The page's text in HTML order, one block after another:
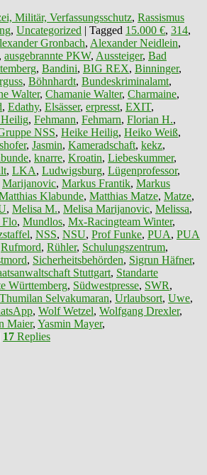
Militär, Verfassungsschutz, Rassismus
, Uncategorized | Tagged 15.000 €, 314,
Gronbach, Alexander Neidlein,
, ausgebrannte PKW, Aussteiger, Bad
, Bandini, BIG REX, Binninger,
, Böhnhardt, Bundeskriminalamt,
Walter, Chamanie Walter, Charmaine,
, Edathy, Elsässer, erpresst, EXIT,
, Fehmann, Fehmarn, Florian H.,
NSS, Heike Heilig, Heiko Weiß,
, Jasmin, Kameradschaft, kekz,
, knarre, Kroatin, Liebeskummer,
, LKA, Ludwigsburg, Lügenprofessor,
Marijanovic, Markus Frantik, Markus
Klabunde, Matthias Matze, Matze,
, Melisa M., Melisa Marijanovic, Melissa,
Flo, Mundlos, Mx-Racingteam Winter,
, NSS, NSU, Prof Funke, PUA, PUA
Rufmord, Rühler, Schulungszentrum,
, Sicherheitsbehörden, Sigrun Häfner,
Stuttgart, Standarte
Württemberg, Südwestpresse, SWR,
Thumilan Selvakumaran, Urlaubsort, Uwe,
, Wolf Wetzel, Wolfgang Drexler,
Maier, Yasmin Mayer,
17 Replies